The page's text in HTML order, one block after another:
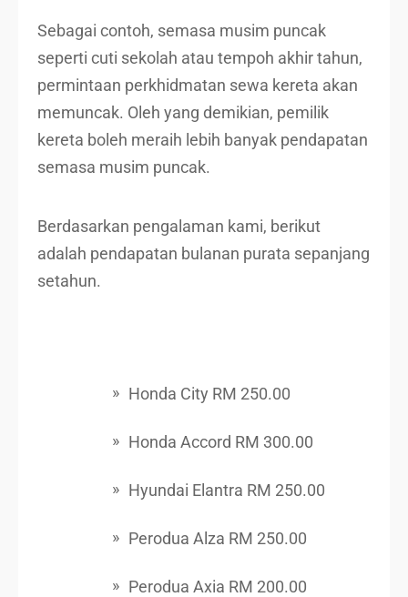
Sebagai contoh, semasa musim puncak
seperti cuti sekolah atau tempoh akhir tahun,
permintaan perkhidmatan sewa kereta akan
memuncak. Oleh yang demikian, pemilik
kereta boleh meraih lebih banyak pendapatan
semasa musim puncak.
Berdasarkan pengalaman kami, berikut
adalah pendapatan bulanan purata sepanjang
setahun.
Honda City RM 250.00
Honda Accord RM 300.00
Hyundai Elantra RM 250.00
Perodua Alza RM 250.00
Perodua Axia RM 200.00